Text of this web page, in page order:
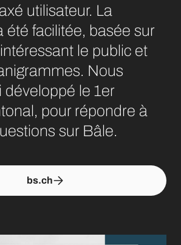
utilisateur. La
été facilitée, basée sur
le public et
Nous
développé le 1er
pour répondre à
sur Bâle.
bs.ch